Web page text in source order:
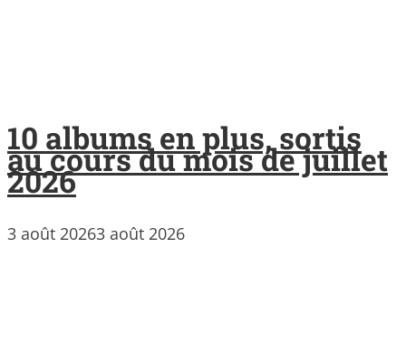
10 albums en plus, sortis
au cours du mois de juillet
2026
3 août 20263 août 2026